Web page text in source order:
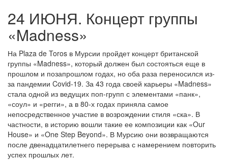
24 ИЮНЯ. Концерт группы
«Madness»
На Plaza de Toros в Мурсии пройдет концерт британской
группы «Madness», который должен был состояться еще в
прошлом и позапрошлом годах, но оба раза переносился из-
за пандемии Covid-19. За 43 года своей карьеры «Madness»
стала одной из ведущих поп-групп с элементами «панк»,
«соул» и «регги», а в 80-х годах приняла самое
непосредственное участие в возрождении стиля «ска». В
частности, в историю вошли такие ее композиции как «Our
House» и «One Step Beyond». В Мурсию они возвращаются
после двенадцатилетнего перерыва с намерением повторить
успех прошлых лет.